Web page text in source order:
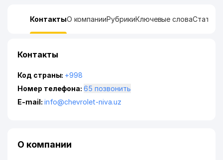
КонтактыО компанииРубрикиКлючевые слова
Контакты
Код страны: +998
Номер телефона:
65 позвонить
E-mail: info@chevrolet-niva.uz
О компании